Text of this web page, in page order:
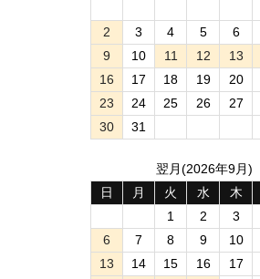
2
3 4 5 6
9
10 11 12 13
16
17 18 19 20
23
24 25 26 27
30
31
翌月(2026年9月)
日
月 火 水 木
1
2 3
6
7 8 9 10
13
14 15 16 17